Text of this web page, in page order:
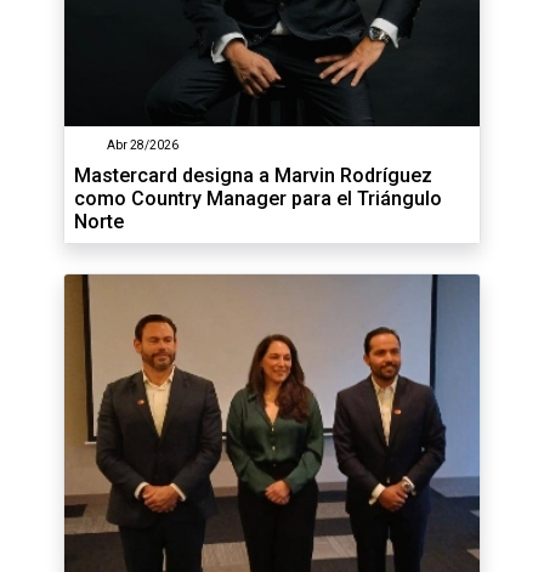
Abr 28/2026
Mastercard designa a Marvin Rodríguez
como Country Manager para el Triángulo
Norte